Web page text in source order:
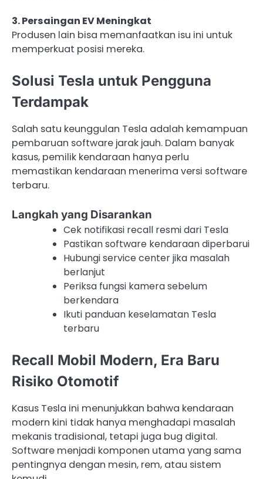
3. Persaingan EV Meningkat
Produsen lain bisa memanfaatkan isu ini untuk
memperkuat posisi mereka.
Solusi Tesla untuk Pengguna
Terdampak
Salah satu keunggulan Tesla adalah kemampuan
pembaruan software jarak jauh. Dalam banyak
kasus, pemilik kendaraan hanya perlu
memastikan kendaraan menerima versi software
terbaru.
Langkah yang Disarankan
Cek notifikasi recall resmi dari Tesla
Pastikan software kendaraan diperbarui
Hubungi service center jika masalah
berlanjut
Periksa fungsi kamera sebelum
berkendara
Ikuti panduan keselamatan Tesla
terbaru
Recall Mobil Modern, Era Baru
Risiko Otomotif
Kasus Tesla ini menunjukkan bahwa kendaraan
modern kini tidak hanya menghadapi masalah
mekanis tradisional, tetapi juga bug digital.
Software menjadi komponen utama yang sama
pentingnya dengan mesin, rem, atau sistem